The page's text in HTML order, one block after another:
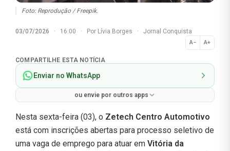
Foto: Reprodução / Freepik.
03/07/2026 · 16:00 · Por Lívia Borges · Jornal Conquista
A− A+
Normal
COMPARTILHE ESTA NOTÍCIA
Enviar no WhatsApp
ou envie por outros apps
Nesta sexta-feira (03), o Zetech Centro Automotivo
está com inscrições abertas para processo seletivo de
uma vaga de emprego para atuar em Vitória da